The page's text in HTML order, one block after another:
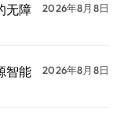
无障
2026年8月8日
智能
2026年8月8日